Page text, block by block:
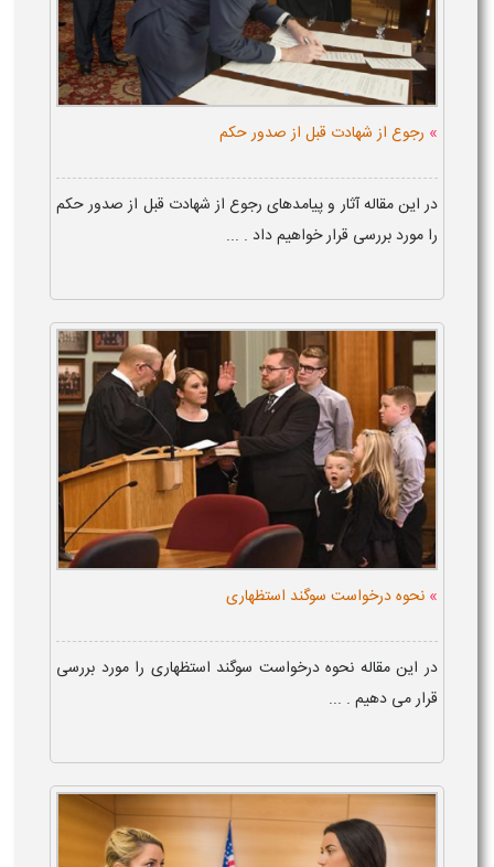
» رجوع از شهادت قبل از صدور حکم
در این مقاله آثار و پیامدهای رجوع از شهادت قبل از صدور حکم
را مورد بررسی قرار خواهیم داد . ...
» نحوه درخواست سوگند استظهاری
در این مقاله نحوه درخواست سوگند استظهاری را مورد بررسی
قرار می دهیم . ...